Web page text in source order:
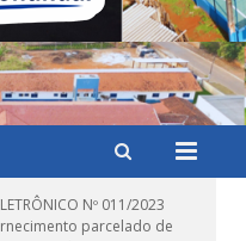
Nº 011/2023
parcelado de